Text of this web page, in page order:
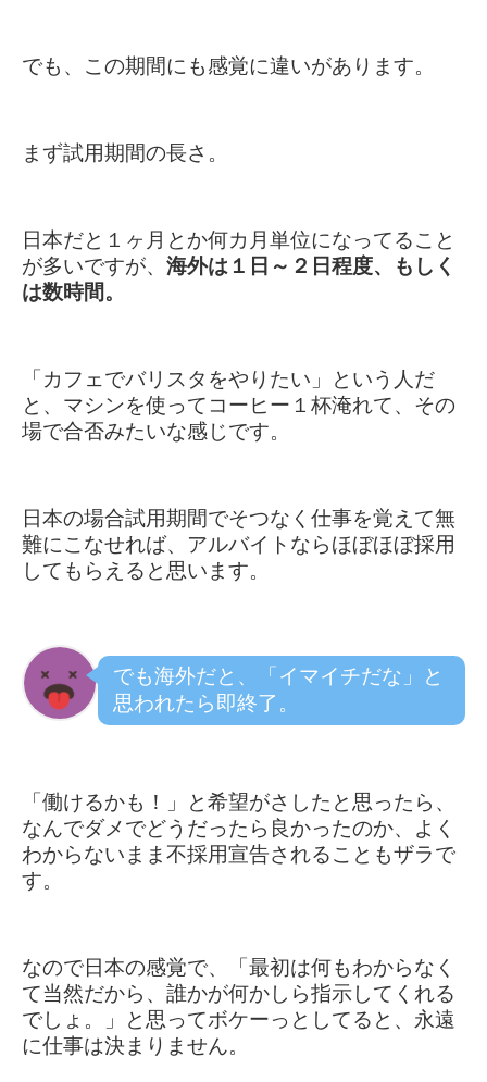
でも、この期間にも感覚に違いがあります。
まず試用期間の長さ。
日本だと１ヶ月とか何カ月単位になってること
が多いですが、 海外は１日～２日程度、もしく
は数時間。
「カフェでバリスタをやりたい」という人だ
と、マシンを使ってコーヒー１杯淹れて、その
場で合否みたいな感じです。
日本の場合試用期間でそつなく仕事を覚えて無
難にこなせれば、アルバイトならほぼほぼ採用
してもらえると思います。
でも海外だと、「イマイチだな」と
思われたら即終了。
「働けるかも！」と希望がさしたと思ったら、
なんでダメでどうだったら良かったのか、よく
わからないまま不採用宣告されることもザラで
す。
なので日本の感覚で、「最初は何もわからなく
て当然だから、誰かが何かしら指示してくれる
でしょ。」
と思ってボケーっとしてると、永遠
に仕事は決まりません。